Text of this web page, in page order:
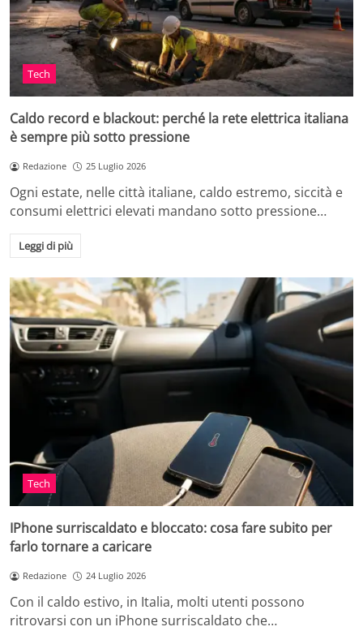
Tech
Caldo record e blackout: perché la rete elettrica italiana
è sempre più sotto pressione
Redazione 25 Luglio 2026
Ogni estate, nelle città italiane, caldo estremo, siccità e
consumi elettrici elevati mandano sotto pressione…
Leggi di più
Tech
IPhone surriscaldato e bloccato: cosa fare subito per
farlo tornare a caricare
Redazione 24 Luglio 2026
Con il caldo estivo, in Italia, molti utenti possono
ritrovarsi con un iPhone surriscaldato che…